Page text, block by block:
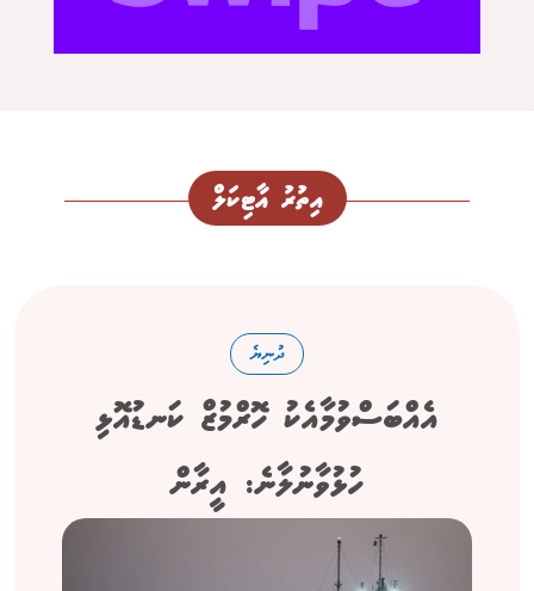
އިތުރު އާޓިކަލް
ދުނިޔެ
އެއްބަސްވުމާއެކު ހޮރްމުޒް ކަނޑުއޮޅި
ހުޅުވާނުލާނެ: އީރާން